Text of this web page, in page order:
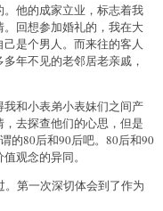
他的成家立业，标志着我
回想参加婚礼的，我在大
是个男人。而来往的客人
年不见的老邻居老亲戚，
和小表弟小表妹们之间产
去探查他们的心思，但是
的80后和90后吧。80后和90
观念的异同。
第一次深切体会到了作为